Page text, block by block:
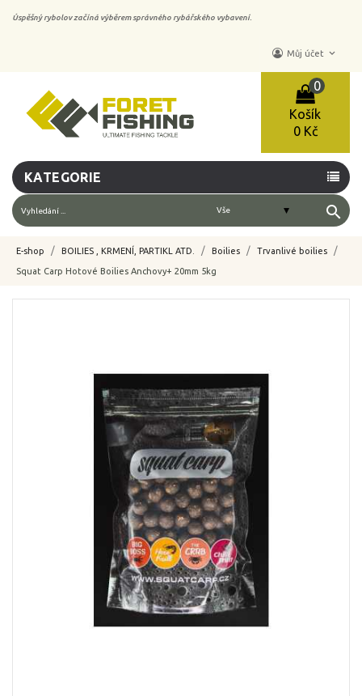
Úspěšný rybolov začíná výběrem správného rybářského vybavení.
Můj účet keyboard_arrow_down
Košík
0
0 Kč
KATEGORIE
search
E-shop BOILIES , KRMENÍ, PARTIKL ATD. Boilies Trvanlivé boilies
Squat Carp Hotové Boilies Anchovy+ 20mm 5kg